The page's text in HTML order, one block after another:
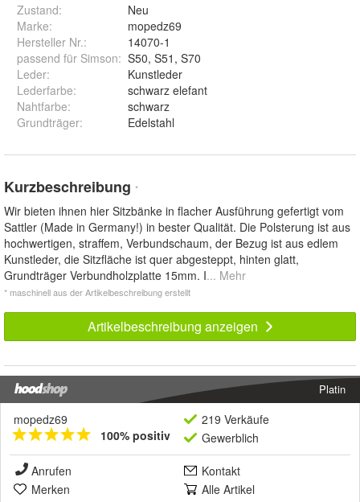
Zustand:
Neu
Marke:
mopedz69
Hersteller Nr.:
14070-1
passend für Simson: S50, S51, S70
Leder:
Kunstleder
Lederfarbe:
schwarz elefant
Nahtfarbe:
schwarz
Grundträger: Edelstahl
Kurzbeschreibung *
Wir bieten ihnen hier Sitzbänke in flacher Ausführung gefertigt vom
Sattler (Made in Germany!) in bester Qualität. Die Polsterung ist aus
hochwertigen, straffem, Verbundschaum, der Bezug ist aus edlem
Kunstleder, die Sitzfläche ist quer abgesteppt, hinten glatt,
Grundträger Verbundholzplatte 15mm. I... Mehr
* maschinell aus der Artikelbeschreibung erstellt
Artikelbeschreibung anzeigen
Platin
mopedz69
100% positiv
219 Verkäufe
Gewerblich
Anrufen
Kontakt
Merken
Alle Artikel